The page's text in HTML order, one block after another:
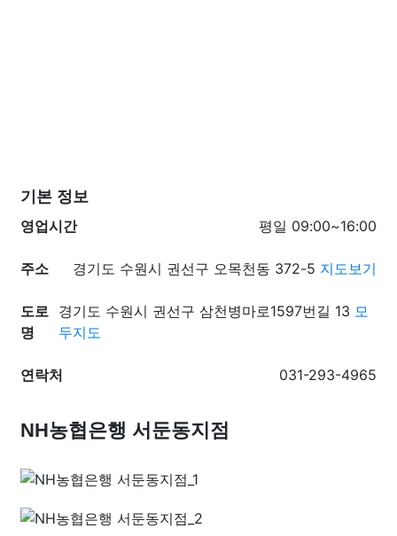
기본 정보
영업시간
평일 09:00~16:00
주소 경기도 수원시 권선구 오목천동 372-5 지도보기
도로
명
경기도 수원시 권선구 삼천병마로1597번길 13 모
두지도
연락처 031-293-4965
NH농협은행 서둔동지점